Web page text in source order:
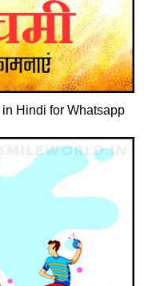
Hindi for Whatsapp